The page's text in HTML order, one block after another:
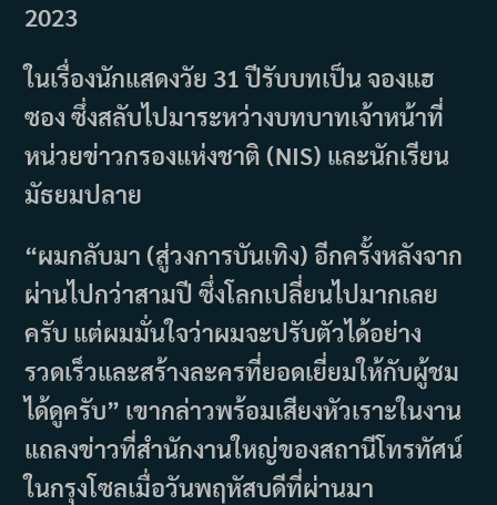
2023
ในเรื่องนักแสดงวัย 31 ปีรับบทเป็น จองแฮ
ซอง ซึ่งสลับไปมาระหว่างบทบาทเจ้าหน้าที่
หน่วยข่าวกรองแห่งชาติ (NIS) และนักเรียน
มัธยมปลาย
“ผมกลับมา (สู่วงการบันเทิง) อีกครั้งหลังจาก
ผ่านไปกว่าสามปี ซึ่งโลกเปลี่ยนไปมากเลย
ครับ แต่ผมมั่นใจว่าผมจะปรับตัวได้อย่าง
รวดเร็วและสร้างละครที่ยอดเยี่ยมให้กับผู้ชม
ได้ดูครับ” เขากล่าวพร้อมเสียงหัวเราะในงาน
แถลงข่าวที่สำนักงานใหญ่ของสถานีโทรทัศน์
ในกรุงโซลเมื่อวันพฤหัสบดีที่ผ่านมา